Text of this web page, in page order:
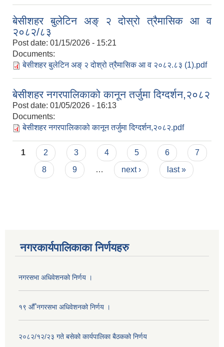
बेसीशहर बुलेटिन अङ् २ दोस्रो त्रैमासिक आ व
२०८२/८३
Post date: 01/15/2026 - 15:21
Documents:
बेसीशहर बुलेटिन अङ् २ दोश्रो त्रैमासिक आ व २०८२.८३ (1).pdf
बेसीशहर नगरपालिकाको कानून तर्जुमा दिग्दर्शन,२०८२
Post date: 01/05/2026 - 16:13
Documents:
बेसीशहर नगरपालिकाको कानून तर्जुमा दिग्दर्शन,२०८२.pdf
Pages
1 2 3 4 5 6
7
8
9 … next › last »
नगरकार्यपालिकाका निर्णयहरु
नगरसभा अधिवेशनको निर्णय ।
१९ औँ नगरसभा अधिवेशनको निर्णय ।
२०८२/१२/२३ गते बसेको कार्यपालिका बैठकको निर्णय